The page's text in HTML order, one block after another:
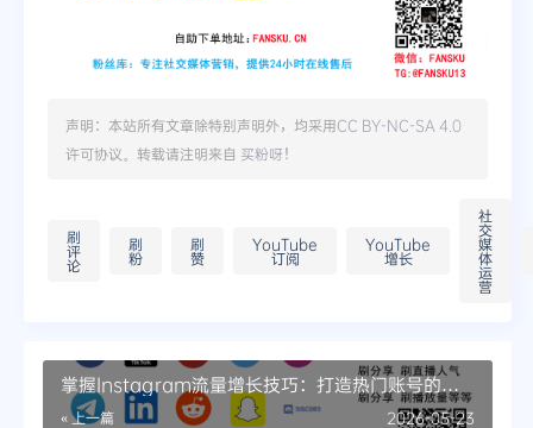
声明：本站所有文章除特别声明外，均采用CC BY-NC-SA 4.0
许可协议。转载请注明来自 买粉呀！
刷
评
论
刷
粉
刷
赞
YouTube
订阅
YouTube
增长
社
交
媒
体
运
营
掌握Instagram流量增长技巧：打造热门账号的实
战指南
« 上一篇 2026-05-23